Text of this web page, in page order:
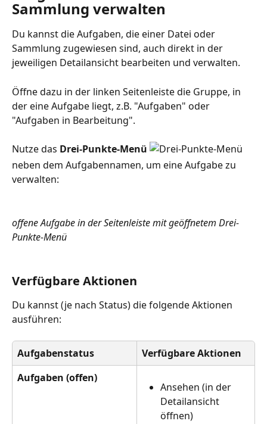
Sammlung verwalten
Du kannst die Aufgaben, die einer Datei oder
Sammlung zugewiesen sind, auch direkt in der
jeweiligen Detailansicht bearbeiten und verwalten.
Öffne dazu in der linken Seitenleiste die Gruppe, in
der eine Aufgabe liegt, z.B. "Aufgaben" oder
"Aufgaben in Bearbeitung".
Nutze das Drei-Punkte-Menü
neben dem Aufgabennamen, um eine Aufgabe zu
verwalten:
offene Aufgabe in der Seitenleiste mit geöffnetem Drei-
Punkte-Menü
Verfügbare Aktionen
Du kannst (je nach Status) die folgende Aktionen
ausführen:
Aufgabenstatus
Verfügbare Aktionen
Aufgaben (offen)
Ansehen (in der
Detailansicht
öffnen)